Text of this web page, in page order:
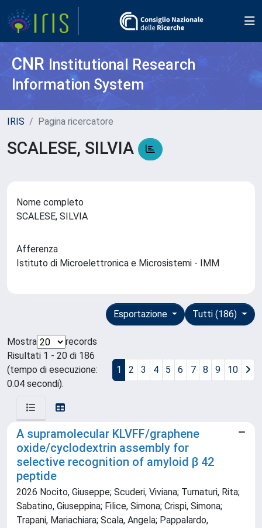
CNR Institutional Research
Information System
IRIS Pagina ricercatore
SCALESE, SILVIA
Nome completo
SCALESE, SILVIA
Afferenza
Istituto di Microelettronica e Microsistemi - IMM
Tutti (186)
Esportazione
Mostra
records
Risultati 1 - 20 di 186
(tempo di esecuzione:
0.04 secondi).
1 2 3 4 5 6 7 8 9 10
A supramolecular KLVFF/graphene
oxide/cyclodextrin assembly for
selective recognition of amyloid β 42
peptide
2026 Nocito, Giuseppe; Scuderi, Viviana; Turnaturi, Rita;
Sabatino, Giuseppina; Filice, Simona; Crispi, Simona;
Trapani, Mariachiara; Scala, Angela; Pappalardo,